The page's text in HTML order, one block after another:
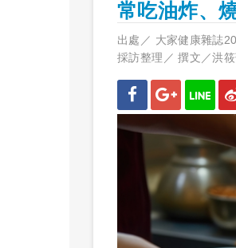
常吃油炸、
出處／ 大家健康雜誌
採訪整理／ 撰文／洪